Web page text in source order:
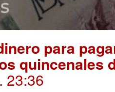
para
quincenales
. 23:36